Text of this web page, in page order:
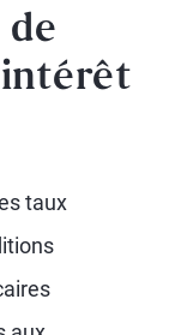
de
taux